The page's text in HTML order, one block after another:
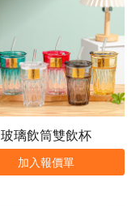
玻璃飲筒雙飲杯
加入報價單